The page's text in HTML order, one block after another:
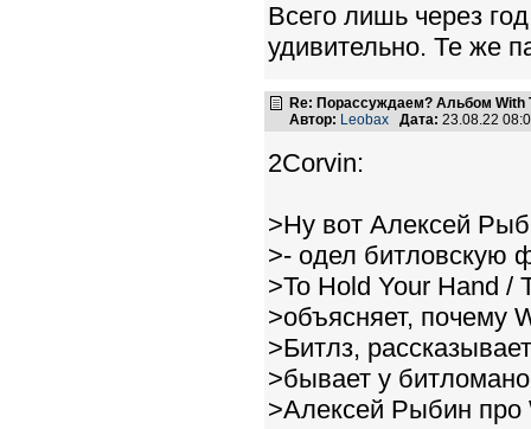
Всего лишь через
удивительно. Те же
Re: Порассуждаем? Альбом With
Автор: Leobax Дата: 23.08.22
2Corvin:
>Ну вот Алексей
>- одел битловскую
>To Hold Your Hand /
>объясняет, почему
>Битлз,
>бывает у
>Алексей Рыбин про